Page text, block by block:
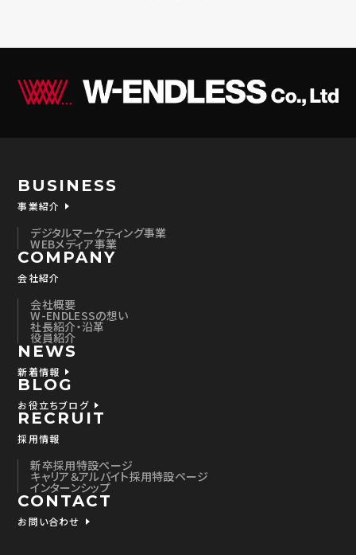
BUSINESS
事業紹介
デジタルマーケティング事業
WEBメディア事業
COMPANY
会社紹介
会社概要
W-ENDLESSの想い
社長紹介・沿革
役員紹介
NEWS
新着情報
BLOG
お役立ちブログ
RECRUIT
採用情報
新卒採用特設ページ
キャリア＆アルバイト採用特設ページ
インターンシップ
CONTACT
お問い合わせ